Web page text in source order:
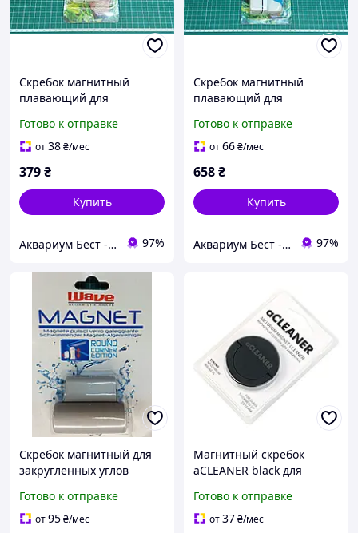
Скребок магнитный
плавающий для
мм. Aqua Nova NMC-S
Готово к отправке
от38₴/мес
379₴
Купить
Аквариум Бест - аквариумистика проверенная временем 97%
Скребок магнитный
плавающий для
мм. Aqua Nova NMC-M
Готово к отправке
от66₴/мес
658₴
Купить
Аквариум Бест - аквариумистика проверенная временем 97%
Скребок магнитный для
закругленных углов
AMTRA
Готово к отправке
от95₴/мес
Магнитный скребок
aCLEANER black для
COLLAR 8843
Готово к отправке
от37₴/мес